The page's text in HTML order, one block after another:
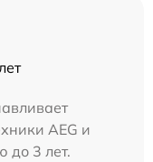
AEG и
до 3 лет.